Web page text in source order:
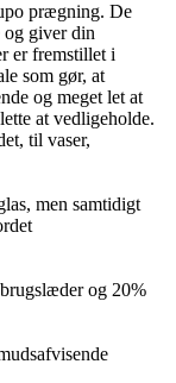
prægning. De
og giver din
er fremstillet i
som gør, at
og meget let at
at vedligeholde.
til vaser,
men samtidigt
og 20%